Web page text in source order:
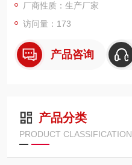
厂商性质：生产厂家
访问量：173
产品咨询
产品分类
PRODUCT CLASSIFICATION